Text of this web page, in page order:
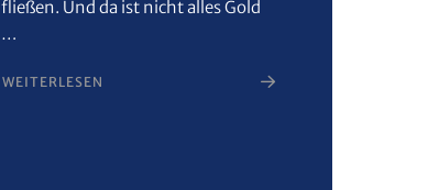
fließen. Und da ist nicht alles Gold
…
WEITERLESEN